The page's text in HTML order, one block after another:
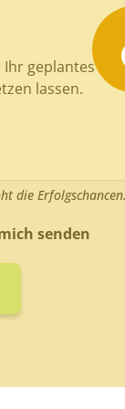
die
senden